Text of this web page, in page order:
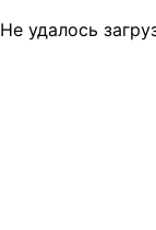
Не удалось